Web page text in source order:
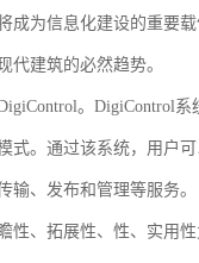
成为信息化建设的重要
代建筑的必然趋势。
。DigiControl
式。通过该系统，用户
输、发布和管理等服务。
、拓展性、性、实用